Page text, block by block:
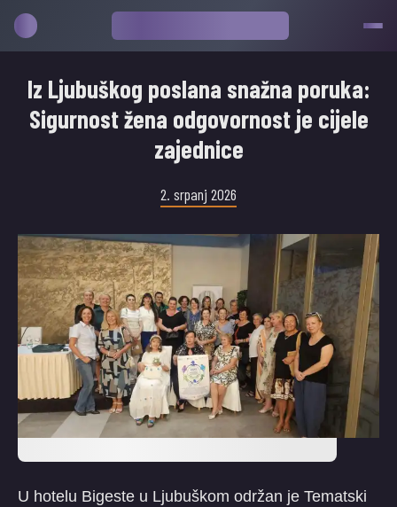
Iz Ljubuškog poslana snažna poruka:
Sigurnost žena odgovornost je cijele
zajednice
2. srpanj 2026
U hotelu Bigeste u Ljubuškom održan je Tematski